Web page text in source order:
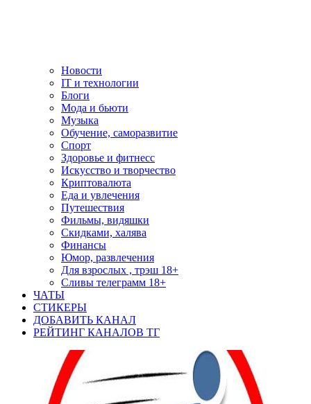
Новости
IT и технологии
Блоги
Мода и бьюти
Музыка
Обучение, саморазвитие
Спорт
Здоровье и фитнесс
Искусство и творчество
Криптовалюта
Еда и увлечения
Путешествия
Фильмы, видяшки
Скидками, халява
Финансы
Юмор, развлечения
Для взрослых , трэш 18+
Сливы телеграмм 18+
ЧАТЫ
СТИКЕРЫ
ДОБАВИТЬ КАНАЛ
РЕЙТИНГ КАНАЛОВ ТГ